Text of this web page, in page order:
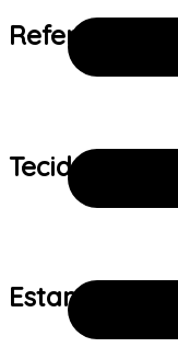
Referência
Tecido:
Estampa: